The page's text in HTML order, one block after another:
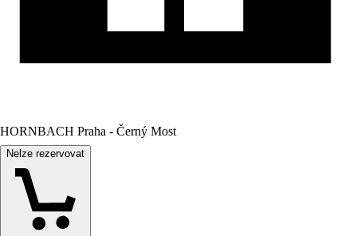
HORNBACH Praha - Černý Most
Nelze rezervovat